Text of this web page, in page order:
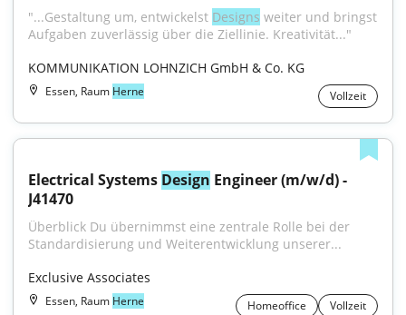
"...Gestaltung um, entwickelst Designs weiter und bringst
Aufgaben zuverlässig über die Ziellinie. Kreativität..."
KOMMUNIKATION LOHNZICH GmbH & Co. KG
Essen, Raum Herne Vollzeit
Electrical Systems Design Engineer (m/w/d) -
J41470
Überblick Du übernimmst eine zentrale Rolle bei der
Standardisierung und Weiterentwicklung unserer...
Exclusive Associates
Essen, Raum Herne Homeoffice Vollzeit